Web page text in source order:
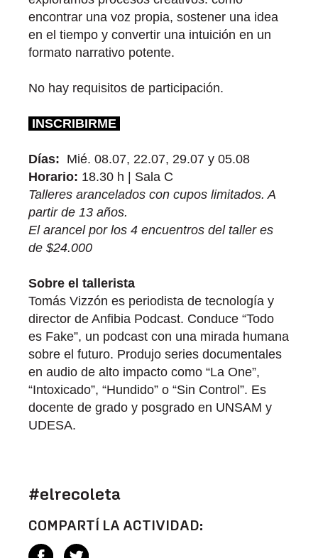
encontrar una voz propia, sostener una idea
en el tiempo y convertir una intuición en un
formato narrativo potente.
No hay requisitos de participación.
INSCRIBIRME
Días: Mié. 08.07, 22.07, 29.07 y 05.08
Horario: 18.30 h | Sala C
Talleres arancelados con cupos limitados. A
partir de 13 años.
El arancel por los 4 encuentros del taller es
de $24.000
Sobre el tallerista
Tomás Vizzón es periodista de tecnología y
director de Anfibia Podcast. Conduce “Todo
es Fake”, un podcast con una mirada humana
sobre el futuro. Produjo series documentales
en audio de alto impacto como “La One”,
“Intoxicado”, “Hundido” o “Sin Control”. Es
docente de grado y posgrado en UNSAM y
UDESA.
#elrecoleta
COMPARTÍ LA ACTIVIDAD: